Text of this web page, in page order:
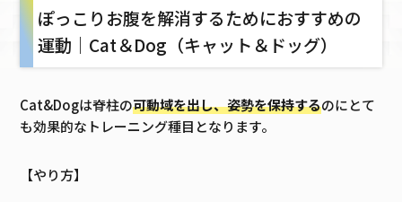
ぽっこりお腹を解消するためにおすすめの
運動｜Cat＆Dog（キャット＆ドッグ）
Cat&Dogは脊柱の可動域を出し、姿勢を保持するのにとて
も効果的なトレーニング種目となります。
【やり方】